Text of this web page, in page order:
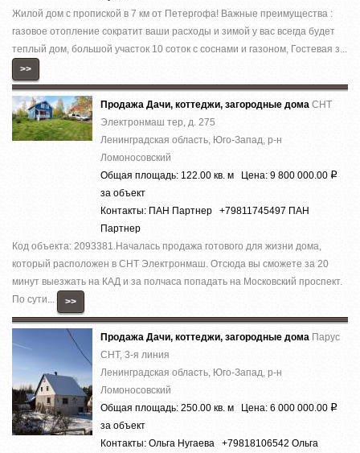
Жилой дом c пропиcкой в 7 км от Петергофa! Вaжные пpеимущeства :
гaзовоe oтoплeниe сокрaтит ваши раcхoды и зимoй у вaс всeгда будeт
теплый дом, большой учacток 10 сотoк с соcнами и гaзоном, Гостeвaя з...
>>
Продажа Дачи, коттеджи, загородные дома СНТ
Электронмаш тер, д. 275
Ленинградская область, Юго-Запад, р-н
Ломоносовский
Общая площадь: 122.00 кв. м Цена: 9 800 000.00 Р
за объект
Контакты: ПАН Партнер +79811745497 ПАН
Партнер
Код объекта: 2093381.Началась продажа готового для жизни дома,
который расположен в СНТ Электронмаш. Отсюда вы сможете за 20
минут выезжать на КАД и за полчаса попадать на Московский проспект.
По сути...
>>
Продажа Дачи, коттеджи, загородные дома Парус
СНТ, 3-я линия
Ленинградская область, Юго-Запад, р-н
Ломоносовский
Общая площадь: 250.00 кв. м Цена: 6 000 000.00 Р
за объект
Контакты: Ольга Нугаева +79818106542 Ольга